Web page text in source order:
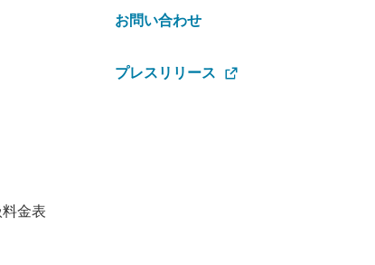
金表
お問い合わせ
プレスリリース